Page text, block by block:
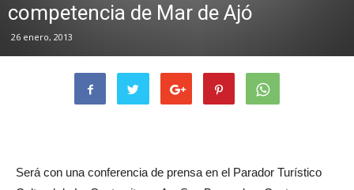
competencia de Mar de Ajó
26 enero, 2013
Será con una conferencia de prensa en el Parador Turístico